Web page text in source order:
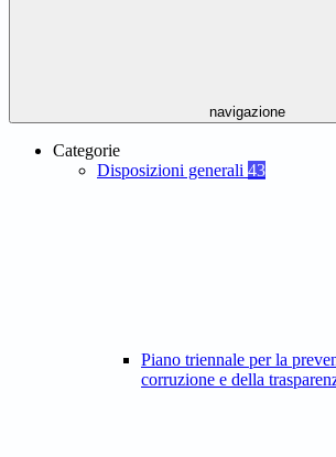
navigazione
Categorie
Disposizioni generali 43
Piano triennale per la
corruzione e della